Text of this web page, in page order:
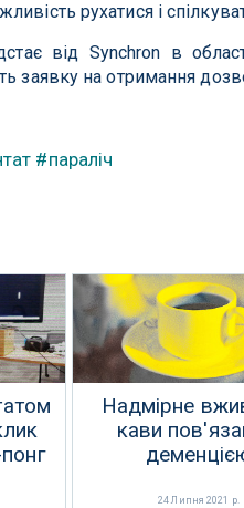
рухатися і
від Synchron в
заявку на отримання
#параліч
Надмірне
кави
24 Липня 2021 р.